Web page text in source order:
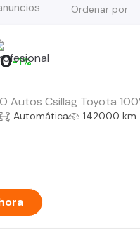
Ordenar por
Autos Csillag Toyota
-1%
Automática 142000 km